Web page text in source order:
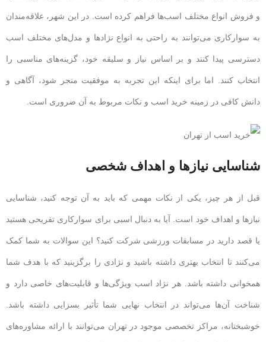
و فروش انواع مختلف اسب‌ها فراهم کرده است. در این شهر، علاقه‌مندان
به سوارکاری می‌توانند به راحتی به انواع نژادها و مدل‌های مختلف اسب
دسترسی پیدا کنند و بر اساس نیاز و سلیقه خود، گزینه‌های مناسبی را
انتخاب کنند. اما برای اینکه این تجربه به موفقیت منجر شود، آگاهی و
دانش کافی در زمینه خرید اسب و نکات مربوط به آن ضروری است.
شناسایی نیازها و اهداف شخصی
قبل از هر چیز، یکی از نکات مهمی که باید به آن توجه کنید، شناسایی
نیازها و اهداف خود است. آیا به دنبال اسبی برای سوارکاری تفریحی هستید
یا قصد دارید در مسابقات ورزشی شرکت کنید؟ این سوالات به شما کمک
می‌کنند تا انتخاب بهتری داشته باشید و نژادی را برگزینید که با هدف شما
همخوانی داشته باشد. هر نژاد اسب ویژگی‌ها و قابلیت‌های خاصی دارد و
شناخت آن‌ها می‌تواند در انتخاب نهایی شما تأثیر بسزایی داشته باشد.
خوشبختانه، مراکز تخصصی موجود در تهران می‌توانند با ارائه مشاوره‌های